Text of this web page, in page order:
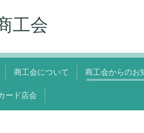
工会
商工会について 商工会からのお
ード店会